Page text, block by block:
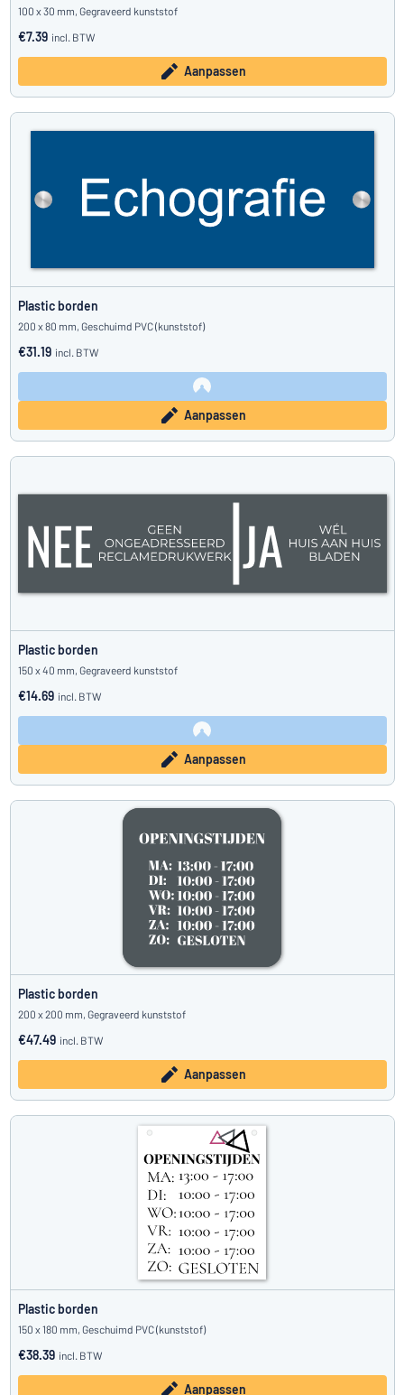
100 x 30 mm, Gegraveerd kunststof
€7.39 incl. BTW
Aanpassen
Plastic borden
200 x 80 mm, Geschuimd PVC (kunststof)
€31.19 incl. BTW
Aanpassen
Plastic borden
150 x 40 mm, Gegraveerd kunststof
€14.69 incl. BTW
Aanpassen
Plastic borden
200 x 200 mm, Gegraveerd kunststof
€47.49 incl. BTW
Aanpassen
Plastic borden
150 x 180 mm, Geschuimd PVC (kunststof)
€38.39 incl. BTW
Aanpassen